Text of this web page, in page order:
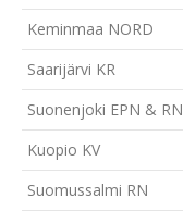
Keminmaa NORD
Saarijärvi KR
Suonenjoki EPN & RN
Kuopio KV
Suomussalmi RN